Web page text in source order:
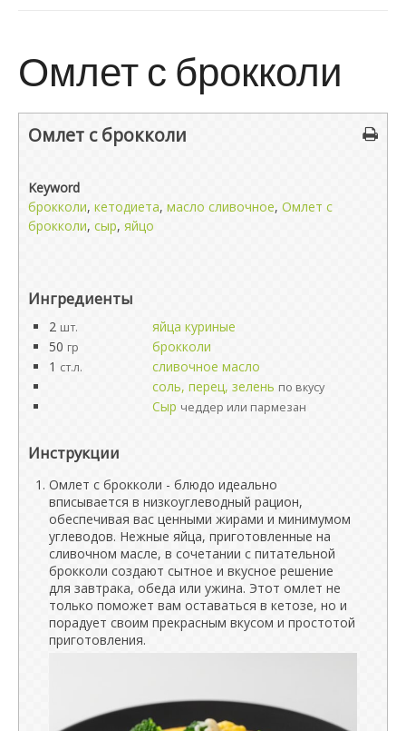
Омлет с брокколи
Омлет с брокколи
Keyword
брокколи, кетодиета, масло сливочное, Омлет с
брокколи, сыр, яйцо
Ингредиенты
2 шт.
яйца куриные
50 гр
брокколи
1 ст.л.
сливочное масло
соль, перец, зелень по вкусу
Сыр чеддер или пармезан
Инструкции
Омлет с брокколи - блюдо идеально
вписывается в низкоуглеводный рацион,
обеспечивая вас ценными жирами и минимумом
углеводов. Нежные яйца, приготовленные на
сливочном масле, в сочетании с питательной
брокколи создают сытное и вкусное решение
для завтрака, обеда или ужина. Этот омлет не
только поможет вам оставаться в кетозе, но и
порадует своим прекрасным вкусом и простотой
приготовления.